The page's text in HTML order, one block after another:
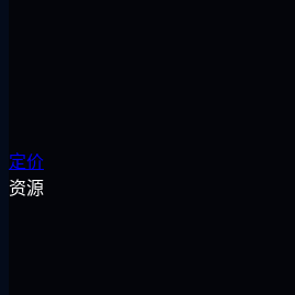
定价
资源